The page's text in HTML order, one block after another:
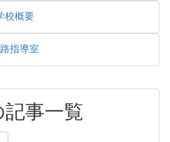
校概要
指導室
事一覧